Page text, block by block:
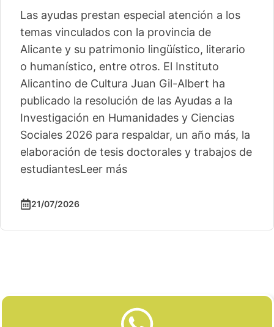
Las ayudas prestan especial atención a los
temas vinculados con la provincia de
Alicante y su patrimonio lingüístico, literario
o humanístico, entre otros. El Instituto
Alicantino de Cultura Juan Gil-Albert ha
publicado la resolución de las Ayudas a la
Investigación en Humanidades y Ciencias
Sociales 2026 para respaldar, un año más, la
elaboración de tesis doctorales y trabajos de
estudiantesLeer más
21/07/2026